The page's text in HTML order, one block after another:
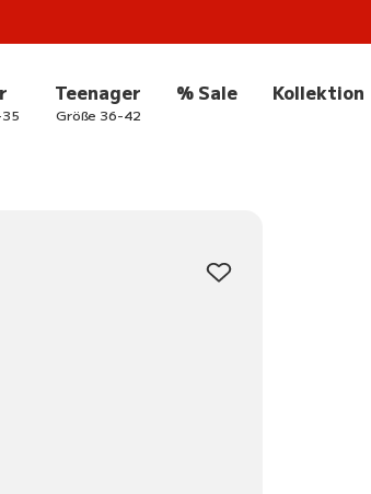
Teenager
Größe 36-42
% Sale Kollektion